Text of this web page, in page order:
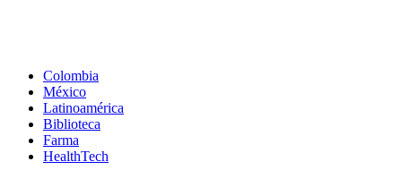
Colombia
México
Latinoamérica
Biblioteca
Farma
HealthTech